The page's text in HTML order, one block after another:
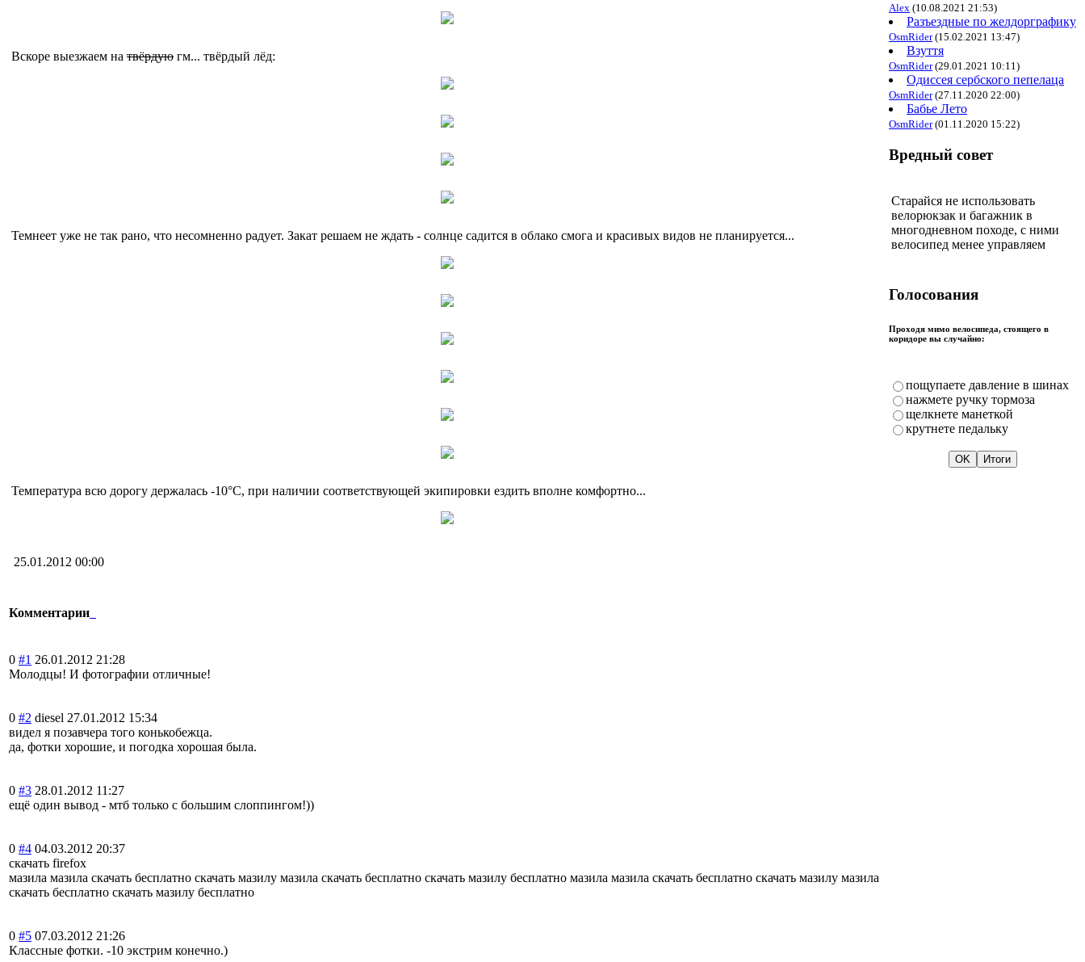
Вскоре выезжаем на твёрдую гм... твёрдый лёд:
Темнеет уже не так рано, что несомненно радует. Закат решаем не ждать - солнце садится в облако смога и красивых видов не планируется...
Температура всю дорогу держалась -10°C, при наличии соответствующей экипировки ездить вполне комфортно...
25.01.2012 00:00
Комментарии
0 #1 26.01.2012 21:28
Молодцы! И фотографии отличные!
0 #2 diesel 27.01.2012 15:34
видел я позавчера того конькобежца.
да, фотки хорошие, и погодка хорошая была.
0 #3 28.01.2012 11:27
ещё один вывод - мтб только с большим слоппингом!))
0 #4 04.03.2012 20:37
скачать firefox
мазила мазила скачать бесплатно скачать мазилу мазила скачать бесплатно скачать мазилу бесплатно мазила мазила скачать бесплатно скачать мазилу мазила
скачать бесплатно скачать мазилу бесплатно
0 #5 07.03.2012 21:26
Классные фотки. -10 экстрим конечно.)
Alex (10.08.2021 21:53)
Разъездные по желдорграфику
OsmRider(15.02.2021 13:47)
Взуття
OsmRider(29.01.2021 10:11)
Одиссея сербского пепелаца
OsmRider(27.11.2020 22:00)
Бабье Лето
OsmRider(01.11.2020 15:22)
Вредный совет
Старайся не использовать
велорюкзак и багажник в
многодневном походе, с ними
велосипед менее управляем
Голосования
Проходя мимо велосипеда, стоящего в
коридоре вы случайно:
пощупаете давление в шинах
нажмете ручку тормоза
щелкнете манеткой
крутнете педальку